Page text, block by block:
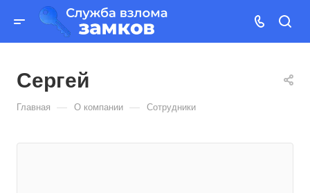
Сергей
Главная — О компании — Сотрудники